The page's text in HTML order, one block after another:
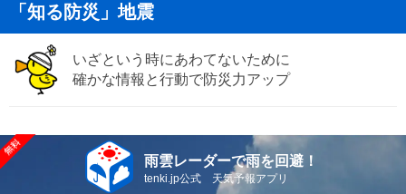
「知る防災」地震
いざという時にあわてないために
確かな情報と行動で防災力アップ
雨雲レーダーで雨を回避！
tenki.jp公式 天気予報アプリ